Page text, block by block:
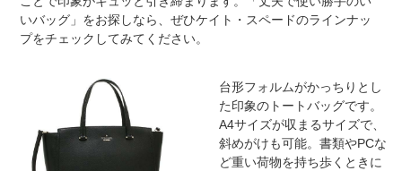
いバッグ」をお探しなら、ぜひケイト・スペードのラインナッ
プをチェックしてみてください。
台形フォルムがかっちりとし
た印象のトートバッグです。
A4サイズが収まるサイズで、
斜めがけも可能。書類やPCな
ど重い荷物を持ち歩くときに